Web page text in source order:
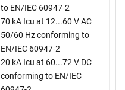
to EN/IEC 60947-2
70 kA Icu at 12...60 V AC
50/60 Hz conforming to
EN/IEC 60947-2
20 kA Icu at 60...72 V DC
conforming to EN/IEC